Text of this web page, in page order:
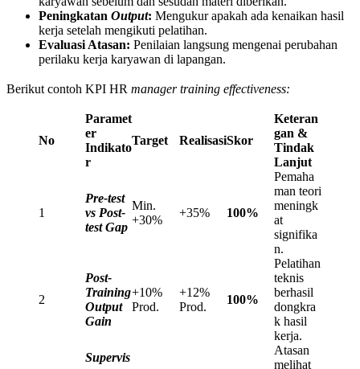
Peningkatan Output: Mengukur apakah ada kenaikan hasil
kerja setelah mengikuti pelatihan.
Evaluasi Atasan: Penilaian langsung mengenai perubahan
perilaku kerja karyawan di lapangan.
Berikut contoh KPI HR manager training effectiveness:
No
Paramet
er
Indikato
r
Target RealisasiSkor
Keteran
gan &
Tindak
Lanjut
1
Pre-test
vs Post-
test Gap
Min.
+30%
+35% 100%
Pemaha
man teori
meningk
at
signifika
n.
2
Post-
Training
Output
Gain
+10%
Prod.
+12%
Prod.
100%
Pelatihan
teknis
berhasil
dongkra
k hasil
kerja.
Supervis
Atasan
melihat